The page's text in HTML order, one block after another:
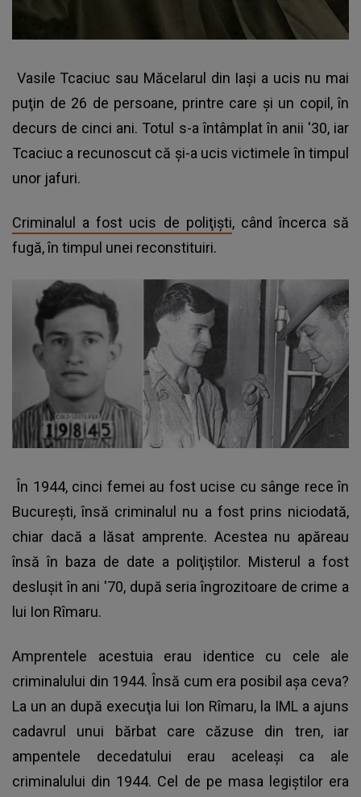
Vasile Tcaciuc sau Măcelarul din Iaşi a ucis nu mai
puţin de 26 de persoane, printre care şi un copil, în
decurs de cinci ani. Totul s-a întâmplat în anii '30, iar
Tcaciuc a recunoscut că şi-a ucis victimele în timpul
unor jafuri.
Criminalul a fost ucis de poliţişti, când încerca să
fugă, în timpul unei reconstituiri.
În 1944, cinci femei au fost ucise cu sânge rece în
Bucureşti, însă criminalul nu a fost prins niciodată,
chiar dacă a lăsat amprente. Acestea nu apăreau
însă în baza de date a poliţiştilor. Misterul a fost
desluşit în ani '70, după seria îngrozitoare de crime a
lui Ion Rîmaru.
Amprentele acestuia erau identice cu cele ale
criminalului din 1944. Însă cum era posibil aşa ceva?
La un an după execuţia lui Ion Rîmaru, la IML a ajuns
cadavrul unui bărbat care căzuse din tren, iar
ampentele decedatului erau aceleaşi ca ale
criminalului din 1944. Cel de pe masa legiştilor era